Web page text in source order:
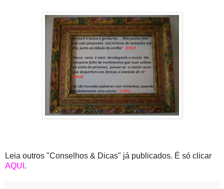
Leia outros "Conselhos & Dicas" já publicados. É só clicar
AQUI .